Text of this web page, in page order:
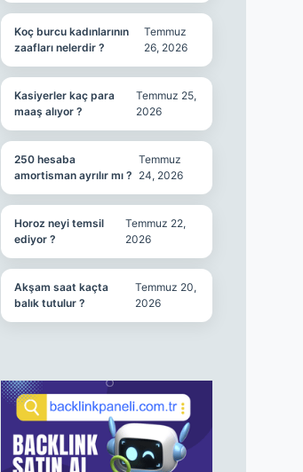
Koç burcu kadınlarının
zaafları nelerdir ?
Temmuz
26, 2026
Kasiyerler kaç para
maaş alıyor ?
Temmuz 25,
2026
250 hesaba
amortisman ayrılır mı ?
Temmuz
24, 2026
Horoz neyi temsil
ediyor ?
Temmuz 22,
2026
Akşam saat kaçta
balık tutulur ?
Temmuz 20,
2026